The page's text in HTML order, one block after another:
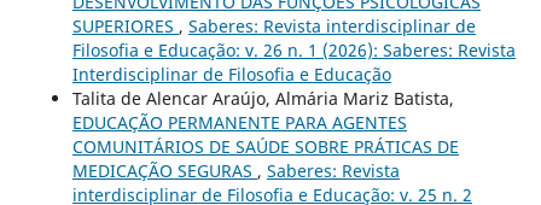
SUPERIORES , Saberes: Revista interdisciplinar de
Filosofia e Educação: v. 26 n. 1 (2026): Saberes: Revista
Interdisciplinar de Filosofia e Educação
Talita de Alencar Araújo, Almária Mariz Batista,
EDUCAÇÃO PERMANENTE PARA AGENTES
COMUNITÁRIOS DE SAÚDE SOBRE PRÁTICAS DE
MEDICAÇÃO SEGURAS , Saberes: Revista
interdisciplinar de Filosofia e Educação: v. 25 n. 2